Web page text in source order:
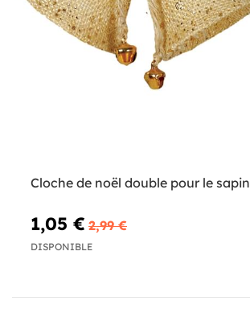
Cloche de noël double pour le sapin
1,05 € 2,99 €
DISPONIBLE